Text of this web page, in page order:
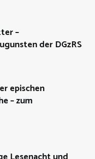
–
der DGzRS
epischen
– zum